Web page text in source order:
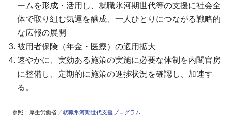
ームを形成・活用し、就職氷河期世代等の支援に社会全
体で取り組む気運を醸成、一人ひとりにつながる戦略的
な広報の展開
被用者保険（年金・医療）の適用拡大
速やかに、実効ある施策の実施に必要な体制を内閣官房
に整備し、定期的に施策の進捗状況を確認し、加速す
る。
参照：厚生労働省／就職氷河期世代支援プログラム